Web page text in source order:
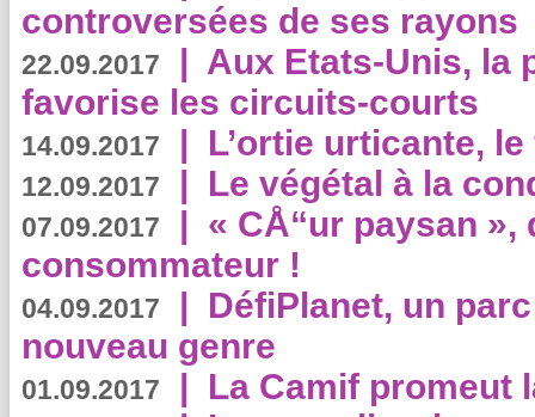
controversées de ses rayons
22.09.2017 | Aux Etats-Unis, la
favorise les circuits-courts
14.09.2017 | L’ortie urticante,
12.09.2017 | Le végétal à la
07.09.2017 | « CÅ“ur paysan
consommateur !
04.09.2017 | DéfiPlanet, un
nouveau genre
01.09.2017 | La Camif promeut